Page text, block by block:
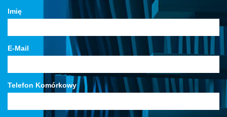
Imię
E-Mail
Telefon Komórkowy